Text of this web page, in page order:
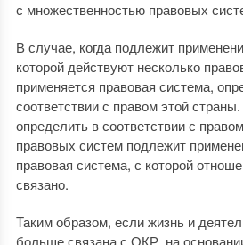
с множественностью правовых
В случае, когда подлежит
которой действуют несколько
применяется правовая система,
соответствии с правом этой
определить в соответствии с
правовых систем подлежит
правовая система, с которой
связано.
Таким образом, если жизнь и